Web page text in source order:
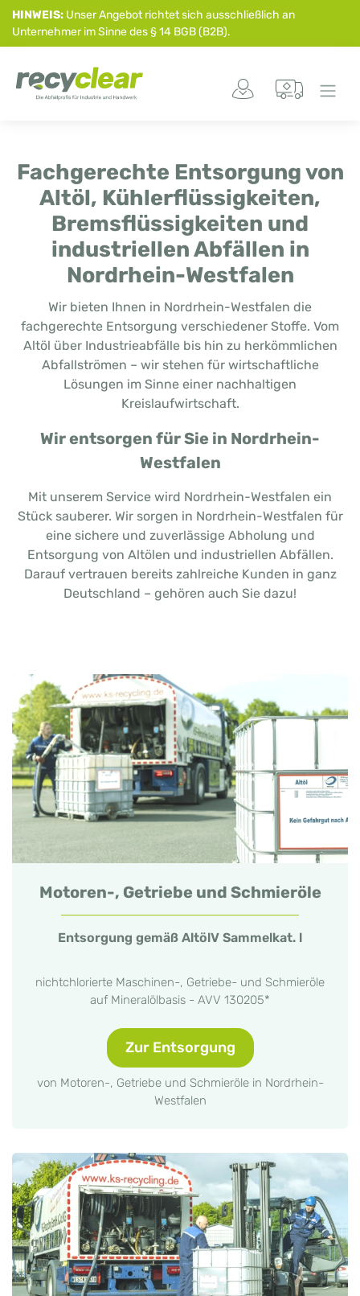
HINWEIS: Unser Angebot richtet sich ausschließlich an
Unternehmer im Sinne des § 14 BGB (B2B).
Fachgerechte Entsorgung von
Altöl, Kühlerflüssigkeiten,
Bremsflüssigkeiten und
industriellen Abfällen in
Nordrhein-Westfalen
Wir bieten Ihnen in Nordrhein-Westfalen die
fachgerechte Entsorgung verschiedener Stoffe. Vom
Altöl über Industrieabfälle bis hin zu herkömmlichen
Abfallströmen – wir stehen für wirtschaftliche
Lösungen im Sinne einer nachhaltigen
Kreislaufwirtschaft.
Wir entsorgen für Sie in Nordrhein-
Westfalen
Mit unserem Service wird Nordrhein-Westfalen ein
Stück sauberer. Wir sorgen in Nordrhein-Westfalen für
eine sichere und zuverlässige Abholung und
Entsorgung von Altölen und industriellen Abfällen.
Darauf vertrauen bereits zahlreiche Kunden in ganz
Deutschland – gehören auch Sie dazu!
Motoren-, Getriebe und Schmieröle
Entsorgung gemäß AltölV Sammelkat. l
nichtchlorierte Maschinen-, Getriebe- und Schmieröle
auf Mineralölbasis - AVV 130205*
Zur Entsorgung
von Motoren-, Getriebe und Schmieröle in Nordrhein-
Westfalen